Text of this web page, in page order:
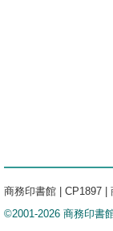
商務印書館 CP1897
©2001-2026 商務印書